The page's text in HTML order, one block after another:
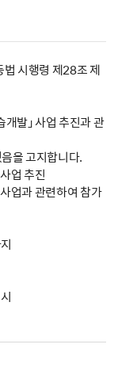
시행령 제28조 제
발」 사업 추진과 관
을 고지합니다.
업 추진
업과 관련하여 참가